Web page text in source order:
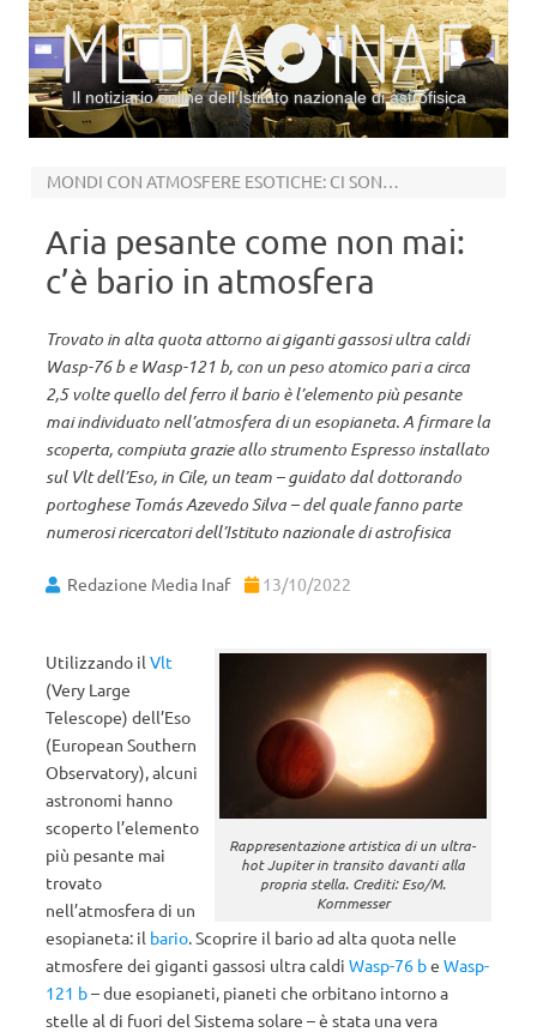
Il notiziario online dell’Istituto nazionale di astrofisica
MONDI CON ATMOSFERE ESOTICHE: CI SONO TRACCE DI LITIO, E FORSE PIOVE FERRO
Aria pesante come non mai:
c’è bario in atmosfera
Trovato in alta quota attorno ai giganti gassosi ultra caldi
Wasp-76 b e Wasp-121 b, con un peso atomico pari a circa
2,5 volte quello del ferro il bario è l’elemento più pesante
mai individuato nell’atmosfera di un esopianeta. A firmare la
scoperta, compiuta grazie allo strumento Espresso installato
sul Vlt dell’Eso, in Cile, un team – guidato dal dottorando
portoghese Tomás Azevedo Silva – del quale fanno parte
numerosi ricercatori dell’Istituto nazionale di astrofisica
Redazione Media Inaf 13/10/2022
Rappresentazione artistica di un ultra-
hot Jupiterin transito davanti alla
propria stella. Crediti: Eso/M.
Kornmesser
Utilizzando il Vlt
(Very Large
Telescope) dell’Eso
(European Southern
Observatory), alcuni
astronomi hanno
scoperto l’elemento
più pesante mai
trovato
nell’atmosfera di un
esopianeta: il bario. Scoprire il bario ad alta quota nelle
atmosfere dei giganti gassosi ultra caldi Wasp-76 be Wasp-
121 b– due esopianeti, pianeti che orbitano intorno a
stelle al di fuori del Sistema solare – è stata una vera